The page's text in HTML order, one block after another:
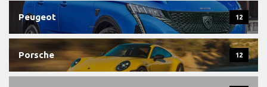
Peugeot 12
Porsche 12